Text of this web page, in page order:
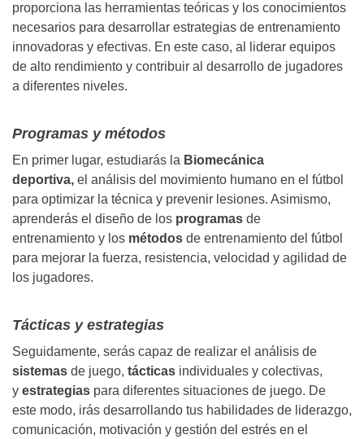
proporciona las herramientas teóricas y los conocimientos
necesarios para desarrollar estrategias de entrenamiento
innovadoras y efectivas. En este caso, al liderar equipos
de alto rendimiento y contribuir al desarrollo de jugadores
a diferentes niveles.
Programas y métodos
En primer lugar, estudiarás la Biomecánica
deportiva, el análisis del movimiento humano en el fútbol
para optimizar la técnica y prevenir lesiones. Asimismo,
aprenderás el diseño de los programas de
entrenamiento y los métodos de entrenamiento del fútbol
para mejorar la fuerza, resistencia, velocidad y agilidad de
los jugadores.
Tácticas y estrategias
Seguidamente, serás capaz de realizar el análisis de
sistemas de juego, tácticas individuales y colectivas,
y estrategias para diferentes situaciones de juego. De
este modo, irás desarrollando tus habilidades de liderazgo,
comunicación, motivación y gestión del estrés en el